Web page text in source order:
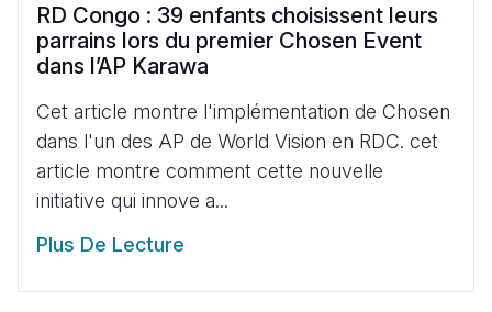
RD Congo : 39 enfants choisissent leurs
parrains lors du premier Chosen Event
dans l’AP Karawa
Cet article montre l'implémentation de Chosen
dans l'un des AP de World Vision en RDC. cet
article montre comment cette nouvelle
initiative qui innove a...
Plus De Lecture